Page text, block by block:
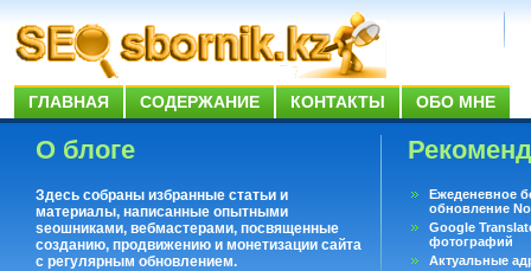
ГЛАВНАЯ СОДЕРЖАНИЕ КОНТАКТЫ ОБО МНЕ
О блоге
Здесь собраны избранные статьи и
материалы, написанные опытными
seoшниками, вебмастерами, посвященные
созданию, продвижению и монетизации сайта
с регулярным обновлением.
Ежеденевное
обновление
Google
фотографий
Актуальные